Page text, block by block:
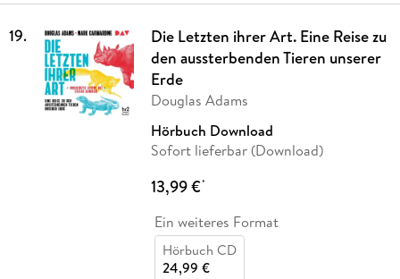
19.
Die Letzten ihrer Art. Eine Reise zu
den aussterbenden Tieren unserer
Erde
Douglas Adams
Hörbuch Download
Sofort lieferbar (Download)
13,99 €*
Ein weiteres Format
Hörbuch CD
24,99 €